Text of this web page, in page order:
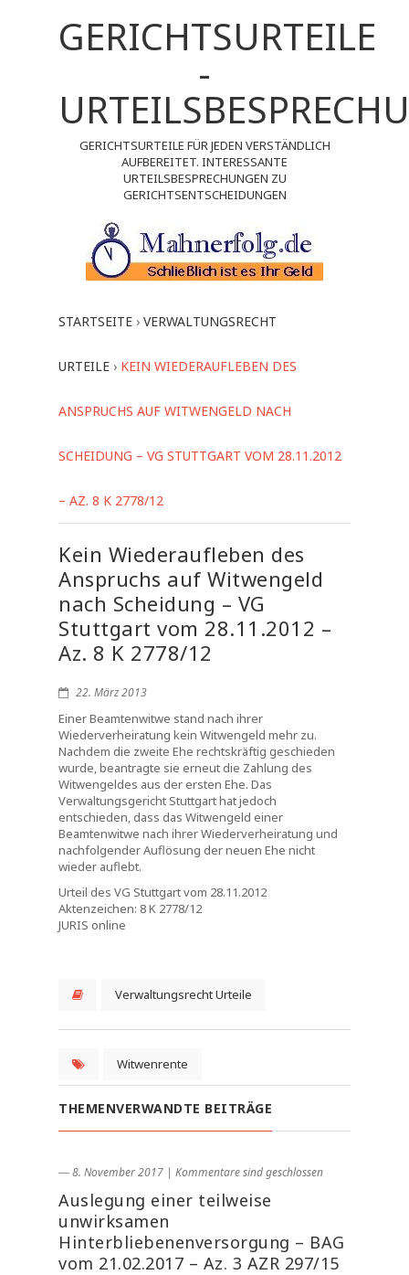
GERICHTSURTEILE
-
GERICHTSURTEILE FÜR JEDEN VERSTÄNDLICH
AUFBEREITET. INTERESSANTE
URTEILSBESPRECHUNGEN ZU
GERICHTSENTSCHEIDUNGEN
STARTSEITE › VERWALTUNGSRECHT
URTEILE › KEIN WIEDERAUFLEBEN DES
ANSPRUCHS AUF WITWENGELD NACH
SCHEIDUNG – VG STUTTGART VOM 28.11.2012
– AZ. 8 K 2778/12
Kein Wiederaufleben des
Anspruchs auf Witwengeld
nach Scheidung – VG
Stuttgart vom 28.11.2012 –
Az. 8 K 2778/12
22. März 2013
Einer Beamtenwitwe stand nach ihrer
Wiederverheiratung kein Witwengeld mehr zu.
Nachdem die zweite Ehe rechtskräftig geschieden
wurde, beantragte sie erneut die Zahlung des
Witwengeldes aus der ersten Ehe. Das
Verwaltungsgericht Stuttgart hat jedoch
entschieden, dass das Witwengeld einer
Beamtenwitwe nach ihrer Wiederverheiratung und
nachfolgender Auflösung der neuen Ehe nicht
wieder auflebt.
Urteil des VG Stuttgart vom 28.11.2012
Aktenzeichen: 8 K 2778/12
JURIS online
Verwaltungsrecht Urteile
Witwenrente
THEMENVERWANDTE BEITRÄGE
― 8. November 2017 | Kommentare sind geschlossen
Auslegung einer teilweise
unwirksamen
Hinterbliebenenversorgung – BAG
vom 21.02.2017 – Az. 3 AZR 297/15